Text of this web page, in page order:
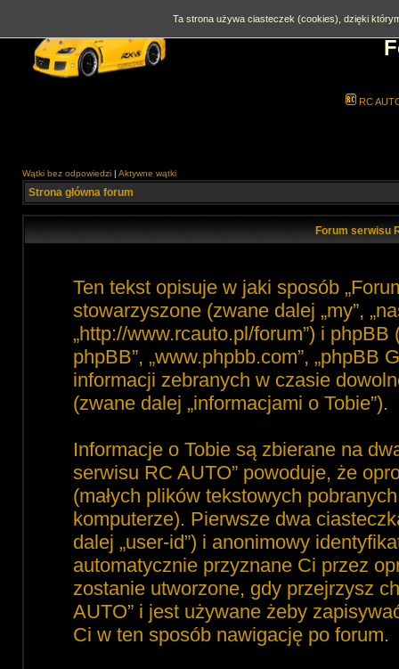
RC
Wątki bez odpowiedzi | Aktywne wątki
Strona główna forum
Forum serwisu
Ten tekst opisuje w jaki sposób
stowarzyszone (zwane dalej „my”,
„http://www.rcauto.pl/forum”) i phpBB
phpBB”, „www.phpbb.com”, „phpBB
informacji zebranych w czasie
(zwane dalej „informacjami o Tobie”).
Informacje o Tobie są zbierane na
serwisu RC AUTO” powoduje, że
(małych plików tekstowych
komputerze). Pierwsze dwa
dalej „user-id”) i anonimowy
automatycznie przyznane Ci przez
zostanie utworzone, gdy przejrzysz
AUTO” i jest używane żeby
Ci w ten sposób nawigację po forum.
Ta strona używa ciasteczek (cookies), dzięki